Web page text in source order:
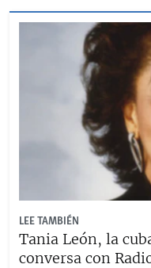
LEE TAMBIÉN
Tania León, la
conversa con